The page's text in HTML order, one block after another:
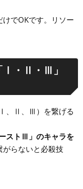
でOKです。リソー
Ⅰ・Ⅱ・Ⅲ」
Ⅰ、Ⅱ、Ⅲ）を繋げる
ストⅢ」のキャラを
がらないと必殺技